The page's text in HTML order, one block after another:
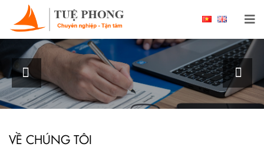
Chào mừng bạn đến với Công ty TNHH Sở hữu
trí tuệ và Công nghệ Tuệ Phong
XEM THÊM
VỀ CHÚNG TÔI